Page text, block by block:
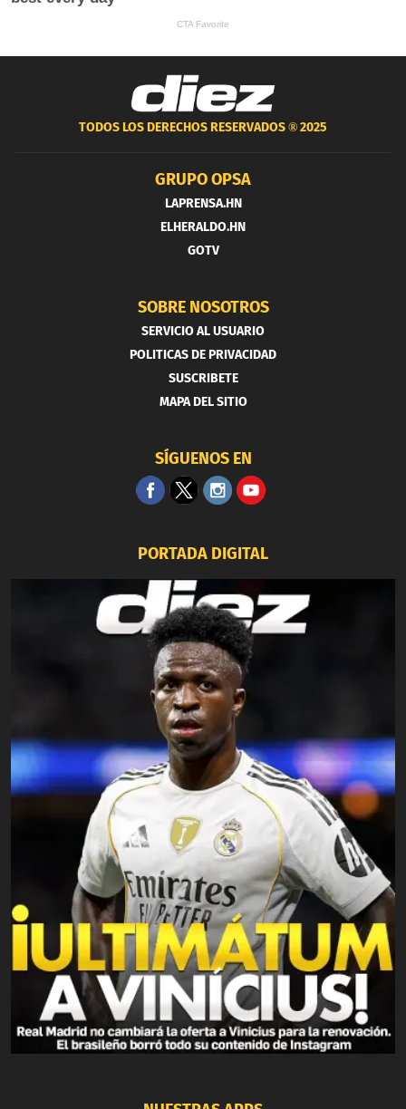
TODOS LOS DERECHOS RESERVADOS ®2025
GRUPO OPSA
LAPRENSA.HN
ELHERALDO.HN
GOTV
SOBRE NOSOTROS
SERVICIO AL USUARIO
POLITICAS DE PRIVACIDAD
SUSCRIBETE
MAPA DEL SITIO
SÍGUENOS EN
PORTADA DIGITAL